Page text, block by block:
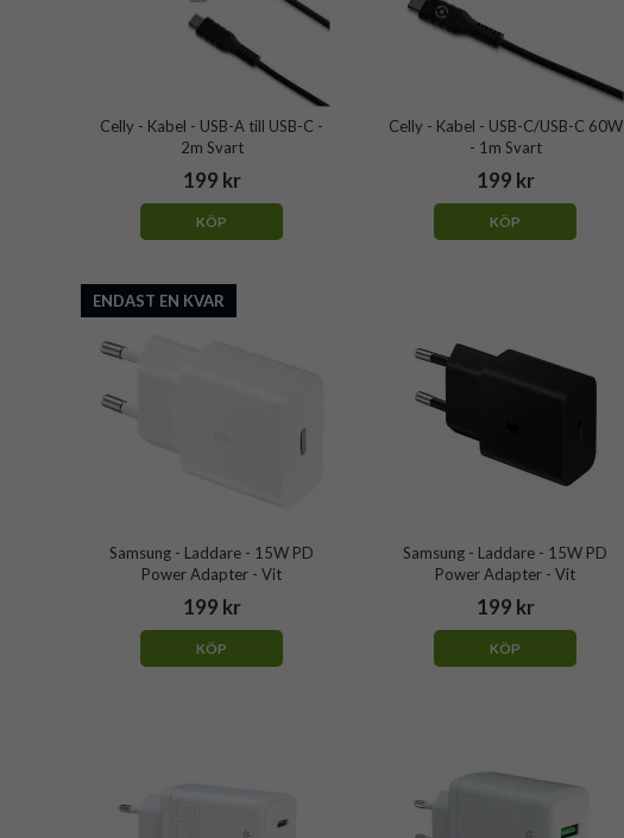
Celly - Kabel - USB-A till USB-C -
2m Svart
199 kr
KÖP
Celly - Kabel - USB-C/USB-C 60W
- 1m Svart
199 kr
KÖP
ENDAST EN KVAR
Samsung - Laddare - 15W PD
Power Adapter - Vit
199 kr
KÖP
Samsung - Laddare - 15W PD
Power Adapter - Vit
199 kr
KÖP